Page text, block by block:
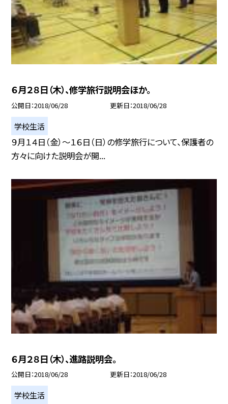
６月２８日（木）、修学旅行説明会ほか。
公開日 2018/06/28 更新日 2018/06/28
学校生活
９月１４日（金）〜１６日（日）の修学旅行について、保護者の
方々に向けた説明会が開...
６月２８日（木）、進路説明会。
公開日 2018/06/28 更新日 2018/06/28
学校生活